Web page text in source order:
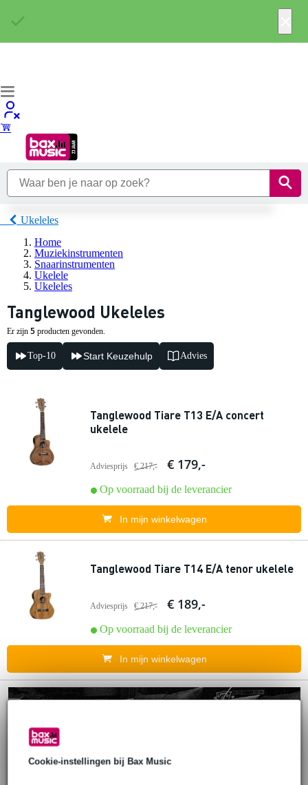
Cookie-instellingen bij Bax Music
Ukeleles
Home
Muziekinstrumenten
Snaarinstrumenten
Ukelele
Ukeleles
Tanglewood Ukeleles
Er zijn 5 producten gevonden.
Top-10 Start Keuzehulp Advies
Tanglewood Tiare T13 E/A concert
ukelele
Adviesprijs € 217,- € 179,-
Op voorraad bij de leverancier
In mijn winkelwagen
Tanglewood Tiare T14 E/A tenor ukelele
Adviesprijs € 217,- € 189,-
Op voorraad bij de leverancier
In mijn winkelwagen